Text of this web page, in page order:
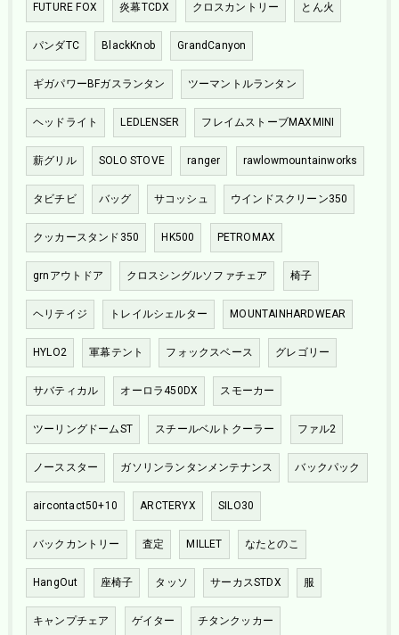
FUTURE FOX 炎幕TCDX クロスカントリー とん火
パンダTC BlackKnob GrandCanyon
ギガパワーBFガスランタン ツーマントルランタン
ヘッドライト LEDLENSER フレイムストーブMAXMINI
薪グリル SOLO STOVE ranger rawlowmountainworks
タビチビ バッグ サコッシュ ウインドスクリーン350
クッカースタンド350 HK500 PETROMAX
grnアウトドア クロスシングルソファチェア 椅子
ヘリテイジ トレイルシェルター MOUNTAINHARDWEAR
HYLO2 軍幕テント フォックスベース グレゴリー
サバティカル オーロラ450DX スモーカー
ツーリングドームST スチールベルトクーラー ファル2
ノーススター ガソリンランタンメンテナンス バックパック
aircontact50+10 ARCTERYX SILO30
バックカントリー 査定 MILLET なたとのこ
HangOut 座椅子 タッソ サーカスSTDX 服
キャンプチェア ゲイター チタンクッカー